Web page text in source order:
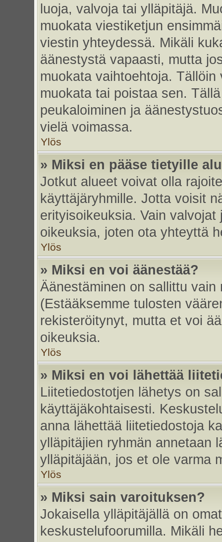
luoja, valvoja tai ylläpitäjä.
muokata viestiketjun
viestin yhteydessä. Mikäli
äänestystä vapaasti, mutta
muokata vaihtoehtoja.
muokata tai poistaa sen.
peukaloiminen ja
vielä voimassa.
Ylös
» Miksi en pääse tietyille
Jotkut alueet voivat olla
käyttäjäryhmille. Jotta voisit
erityisoikeuksia. Vain
oikeuksia, joten ota yhteyttä
Ylös
» Miksi en voi äänestää?
Äänestäminen on sallittu
(Estääksemme tulosten
rekisteröitynyt, mutta et voi
oikeuksia.
Ylös
» Miksi en voi lähettää
Liitetiedostotjen lähetys on
käyttäjäkohtaisesti.
anna lähettää liitetiedostoja
ylläpitäjien ryhmän annetaan
ylläpitäjään, jos et ole varma
Ylös
» Miksi sain varoituksen?
Jokaisella ylläpitäjällä on
keskustelufoorumilla. Mikäli